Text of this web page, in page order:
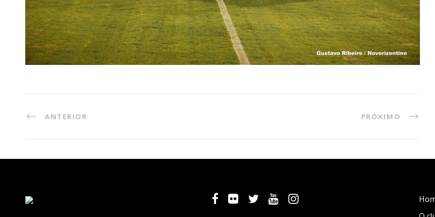
ANTERIOR PRÓXIMO